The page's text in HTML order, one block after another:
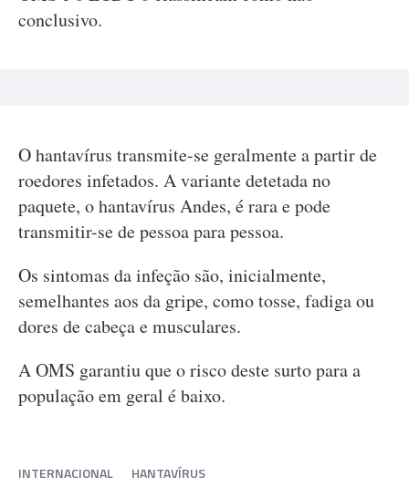
conclusivo.
O hantavírus transmite-se geralmente a partir de
roedores infetados. A variante detetada no
paquete, o hantavírus Andes, é rara e pode
transmitir-se de pessoa para pessoa.
Os sintomas da infeção são, inicialmente,
semelhantes aos da gripe, como tosse, fadiga ou
dores de cabeça e musculares.
A OMS garantiu que o risco deste surto para a
população em geral é baixo.
INTERNACIONAL HANTAVÍRUS